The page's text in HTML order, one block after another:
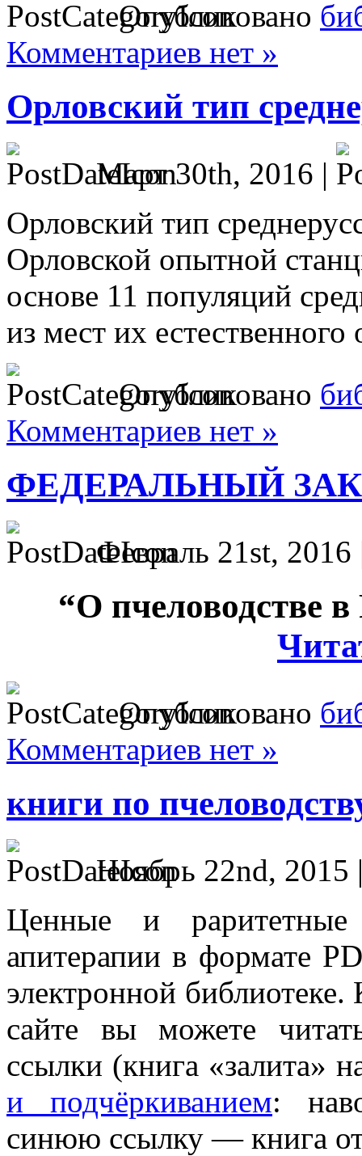
Опубликовано
Комментариев нет »
Орловский тип
Март 30th, 2016 |
Орловский тип
Орловской опытной
основе 11 популяций
из мест их
Опубликовано
Комментариев нет »
ФЕДЕРАЛЬНЫЙ
Февраль 21st,
“О пчеловодстве
Опубликовано
Комментариев нет »
книги по
Ноябрь 22nd, 2015
Ценные и
апитерапии в формате
электронной
сайте вы можете
ссылки (книга «залита»
и подчёркиванием:
синюю ссылку — книга